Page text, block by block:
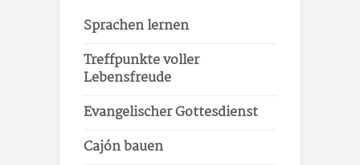
Sprachen lernen
Treffpunkte voller
Lebensfreude
Evangelischer Gottesdienst
Cajón bauen